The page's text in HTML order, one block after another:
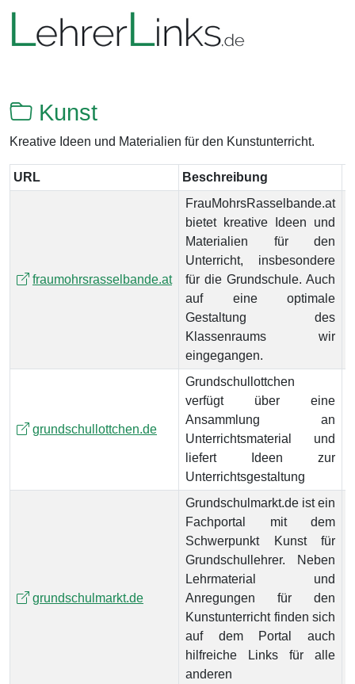
Kunst
Kreative Ideen und Materialien für den Kunstunterricht.
URL Beschreibung
fraumohrsrasselbande.at
FrauMohrsRasselbande.at
bietet kreative Ideen und
Materialien für den
Unterricht, insbesondere
für die Grundschule. Auch
auf eine optimale
Gestaltung des
Klassenraums wir
eingegangen.
grundschullottchen.de
Grundschullottchen
verfügt über eine
Ansammlung an
Unterrichtsmaterial und
liefert Ideen zur
Unterrichtsgestaltung
grundschulmarkt.de
Grundschulmarkt.de ist ein
Fachportal mit dem
Schwerpunkt Kunst für
Grundschullehrer. Neben
Lehrmaterial und
Anregungen für den
Kunstunterricht finden sich
auf dem Portal auch
hilfreiche Links für alle
anderen